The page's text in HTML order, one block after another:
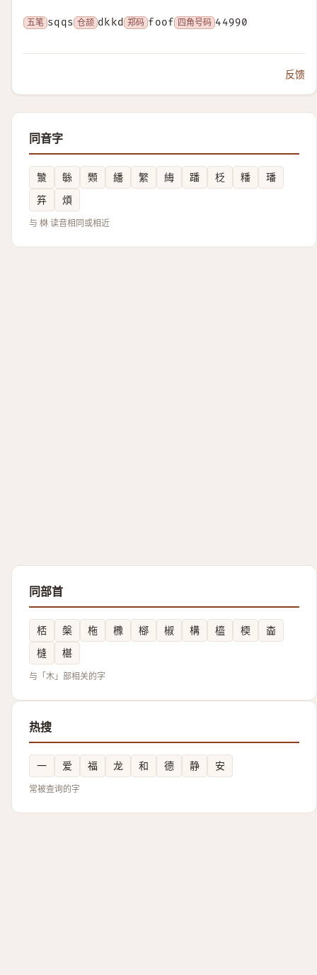
五笔 sqqs 仓颉 dkkd 郑码 foof 四角号码 44990
反馈
同音字
㶗 䋣 䫶 繙 䌓 䋦 蹯 柉 䊩
璠
笲
煩
与 棥 读音相同或相近
同部首
桮 槃 柂 櫲 㮝 椒 構 橀 㮕
楍
槰
椹
与「木」部相关的字
热搜
一 爱 福 龙 和 德 静 安
常被查询的字